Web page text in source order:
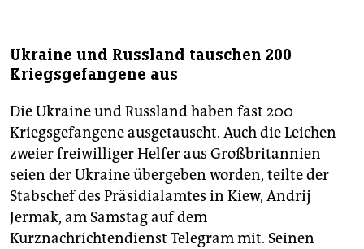
Ukraine und Russland tauschen 200
Kriegsgefangene aus
Die Ukraine und Russland haben fast 200
Kriegsgefangene ausgetauscht. Auch die Leichen
zweier freiwilliger Helfer aus Großbritannien
seien der Ukraine übergeben worden, teilte der
Stabschef des Präsidialamtes in Kiew, Andrij
Jermak, am Samstag auf dem
Kurznachrichtendienst Telegram mit. Seinen